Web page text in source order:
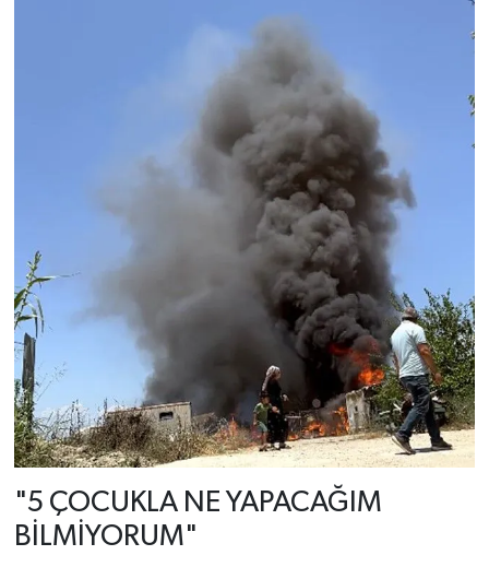
"5 ÇOCUKLA NE YAPACAĞIM
BİLMİYORUM"